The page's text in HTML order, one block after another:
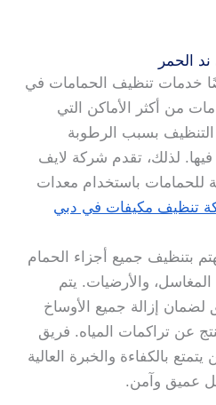
الحمر
خدمات تنظيف الحمامات في
من أكثر الأماكن التي
بسبب الرطوبة
لذلك، تقدم شركة لايف
باستخدام معدات
تنظيف مكيفات في دبي
بتنظيف جميع أجزاء الحمام
والأرضيات. يتم
إزالة جميع الأوساخ
عن تراكمات المياه. فريق
بالكفاءة والخبرة العالية
عميق وآمن.